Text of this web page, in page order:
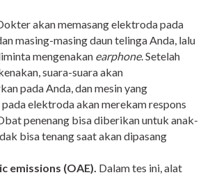
akan memasang elektroda pada
masing-masing daun telinga Anda, lalu
mengenakan earphone. Setelah
suara-suara akan
pada Anda, dan mesin yang
elektroda akan merekam respons
penenang bisa diberikan untuk anak-
bisa tenang saat akan dipasang
emissions (OAE). Dalam tes ini, alat